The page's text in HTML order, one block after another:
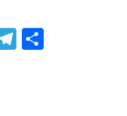
Telegram